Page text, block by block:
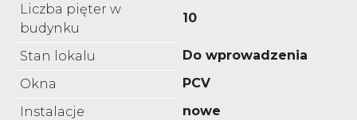
Liczba pięter w
budynku
10
Stan lokalu
Do wprowadzenia
Okna
PCV
Instalacje
nowe